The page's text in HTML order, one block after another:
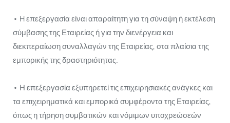
• H επεξεργασία είναι απαραίτητη για τη σύναψη ή εκτέλεση
σύμβασης της Εταιρείας ή για την διενέργεια και
διεκπεραίωση συναλλαγών της Εταιρείας, στα πλαίσια της
εμπορικής της δραστηριότητας.
• Η επεξεργασία εξυπηρετεί τις επιχειρησιακές ανάγκες και
τα επιχειρηματικά και εμπορικά συμφέροντα της Εταιρείας,
όπως η τήρηση συμβατικών και νόμιμων υποχρεώσεών